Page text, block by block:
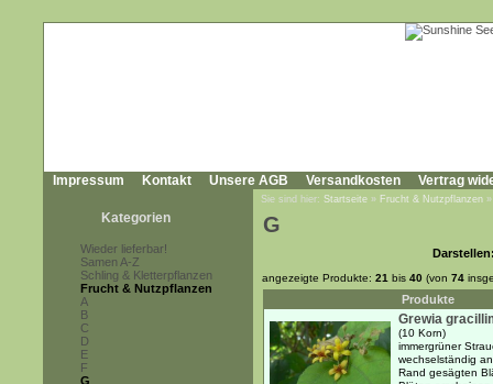
Impressum Kontakt Unsere AGB Versandkosten Vertrag
Kategorien
Wieder lieferbar!
Samen A-Z
Schling & Kletterpflanzen
Frucht & Nutzpflanzen
A
B
C
D
E
F
G
Sie sind hier: Startseite » Frucht & Nutzpflanzen
G
angezeigte Produkte: 21 bis 40 (von 74
Produkte
Grewia
(10 Korn)
immergrüner
wechselständig
Rand gesägten